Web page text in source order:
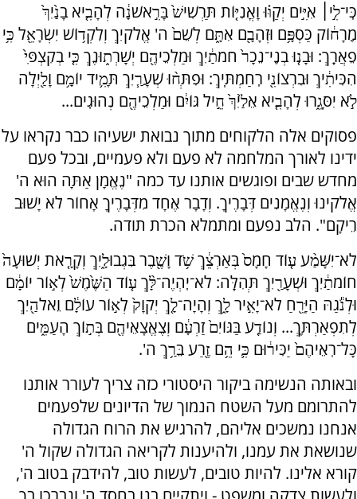
כִּֽי־לִ֣י׀ אִיִּ֣ים יְקַוּ֗וּ וָאֳנִיּ֤וֹת תַּרְשִׁישׁ֙ בָּרִ֣אשֹׁנָ֔ה לְהָבִ֤יא בָנַ֙יִךְ֙
מֵֽרָח֔וֹק כַּסְפָּ֥ם וּזְהָבָ֖ם אִתָּ֑ם לְשֵׁם֙ ה' אֱלֹקיִךְ וְלִקְד֥וֹשׁ יִשְׂרָאֵ֖ל כִּ֥י
פֵאֲרָֽךְ: וּבָנ֤וּ בְנֵֽי־נֵכָר֙ חֹמֹתַ֔יִךְ וּמַלְכֵיהֶ֖ם יְשָׁרְת֑וּנֶךְ כִּ֤י בְקִצְפִּי֙
הִכִּיתִ֔יךְ וּבִרְצוֹנִ֖י רִֽחַמְתִּֽיךְ: וּפִתְּח֨וּ שְׁעָרַ֧יִךְ תָּמִ֛יד יוֹמָ֥ם וָלַ֖יְלָה
לֹ֣א יִסָּגֵ֑רוּ לְהָבִ֤יא אֵלַ֙יִךְ֙ חֵ֣יל גּוֹיִ֔ם וּמַלְכֵיהֶ֖ם נְהוּגִֽים...
פסוקים אלה הלקוחים מתוך נבואת ישעיהו כבר נקראו על
ידינו לאורך המלחמה לא פעם ולא פעמיים, ובכל פעם
מחדש שבים ופוגשים אותנו עד כמה "נֶאֱמָן אַתָּה הוּא ה'
אֱלֹקינוּ וְנֶאֱמָנִים דְּבָרֶיךָ. וְדָבָר אֶחָד מִדְּבָרֶיךָ אָחוֹר לֹא יָשׁוּב
רֵיקָם". הלב נפעם ומתמלא הכרת תודה.
לֹא־יִשָּׁמַ֨ע ע֤וֹד חָמָס֙ בְּאַרְצֵ֔ךְ שֹׁ֥ד וָשֶׁ֖בֶר בִּגְבוּלָ֑יִךְ וְקָרָ֤את יְשׁוּעָה֙
חוֹמֹתַ֔יִךְ וּשְׁעָרַ֖יִךְ תְּהִלָּֽה: לֹא־יִֽהְיֶה־לָּ֨ךְ ע֤וֹד הַשֶּׁ֙מֶשׁ֙ לְא֣וֹר יוֹמָ֔ם
וּלְנֹ֕גַהּ הַיָּרֵ֖חַ לֹא־יָאִ֣יר לָ֑ךְ וְהָיָה־לָ֤ךְ יְקֹוָק֙ לְא֣וֹר עוֹלָ֔ם וֵאלֹהַ֖יִךְ
לְתִפְאַרְתֵּֽךְ... וְנוֹדַ֤ע בַּגּוֹיִם֙ זַרְעָ֔ם וְצֶאֱצָאֵיהֶ֖ם בְּת֣וֹךְ הָעַמִּ֑ים
כָּל־רֹֽאֵיהֶם֙ יַכִּיר֔וּם כִּ֛י הֵ֥ם זֶ֖רַע בֵּרַ֥ךְ ה'.
ובאותה הנשימה ביקור היסטורי כזה צריך לעורר אותנו
להתרומם מעל השטח הנמוך של הדיונים שלפעמים
אנחנו נמשכים אליהם, להרגיש את הרוח הגדולה
שנושאת את עמנו, ולהיענות לקריאה הגדולה שקול ה'
קורא אלינו. להיות טובים, לעשות טוב, להידבק בטוב ה',